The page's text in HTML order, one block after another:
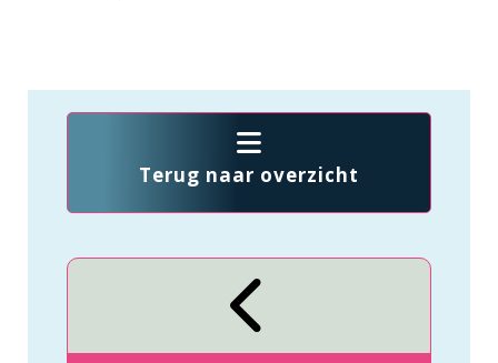
Terug naar overzicht